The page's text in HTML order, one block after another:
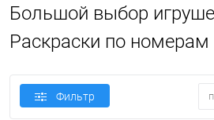
Большой выбор
Раскраски по номерам
Фильтр